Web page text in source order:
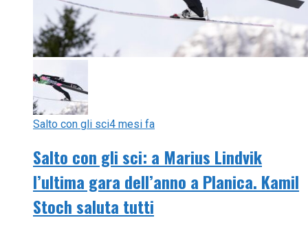
Salto con gli sci4 mesi fa
Salto con gli sci: a Marius Lindvik
l’ultima gara dell’anno a Planica. Kamil
Stoch saluta tutti